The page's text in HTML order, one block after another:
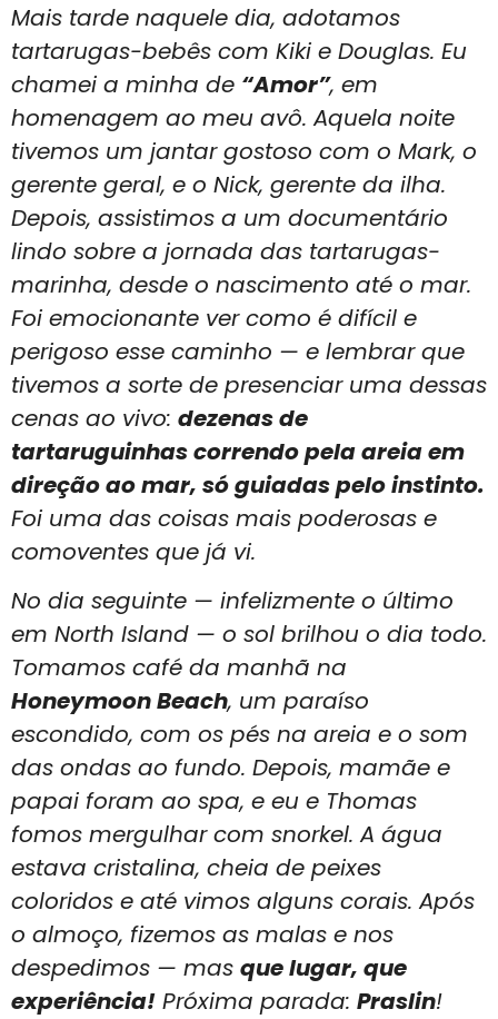
Mais tarde naquele dia, adotamos
tartarugas-bebês com Kiki e Douglas. Eu
chamei a minha de “Amor”, em
homenagem ao meu avô. Aquela noite
tivemos um jantar gostoso com o Mark, o
gerente geral, e o Nick, gerente da ilha.
Depois, assistimos a um documentário
lindo sobre a jornada das tartarugas-
marinha, desde o nascimento até o mar.
Foi emocionante ver como é difícil e
perigoso esse caminho — e lembrar que
tivemos a sorte de presenciar uma dessas
cenas ao vivo: dezenas de
tartaruguinhas correndo pela areia em
direção ao mar, só guiadas pelo instinto.
Foi uma das coisas mais poderosas e
comoventes que já vi.
No dia seguinte — infelizmente o último
em North Island — o sol brilhou o dia todo.
Tomamos café da manhã na
Honeymoon Beach, um paraíso
escondido, com os pés na areia e o som
das ondas ao fundo. Depois, mamãe e
papai foram ao spa, e eu e Thomas
fomos mergulhar com snorkel. A água
estava cristalina, cheia de peixes
coloridos e até vimos alguns corais. Após
o almoço, fizemos as malas e nos
despedimos — mas que lugar, que
experiência! Próxima parada: Praslin!